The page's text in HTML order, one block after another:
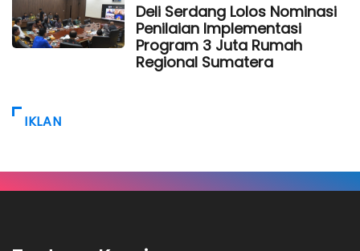
Deli Serdang Lolos Nominasi
Penilaian Implementasi
Program 3 Juta Rumah
Regional Sumatera
IKLAN